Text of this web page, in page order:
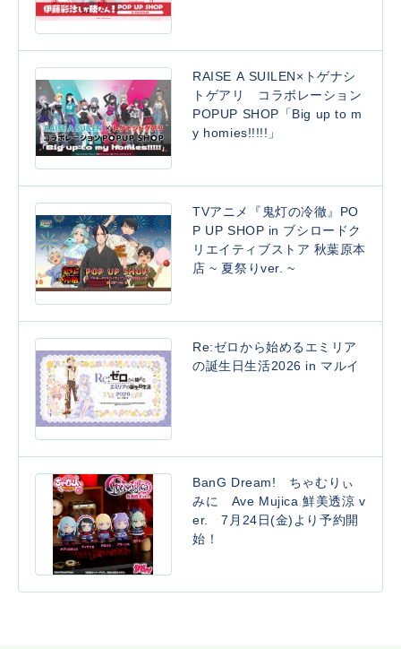
RAISE A SUILEN×トゲナシ
トゲアリ コラボレーション
POPUP SHOP「Big up to m
y homies!!!!!」
TVアニメ『鬼灯の冷徹』PO
P UP SHOP in ブシロードク
リエイティブストア 秋葉原本
店 ~ 夏祭りver. ~
Re:ゼロから始めるエミリア
の誕生日生活2026 in マルイ
BanG Dream! ちゃむりぃ
みに Ave Mujica 鮮美透涼 v
er. 7月24日(金)より予約開
始！